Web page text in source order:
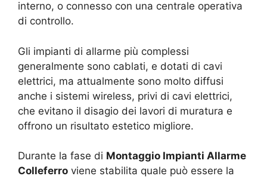
interno, o connesso con una centrale operativa
di controllo.
Gli impianti di allarme più complessi
generalmente sono cablati, e dotati di cavi
elettrici, ma attualmente sono molto diffusi
anche i sistemi wireless, privi di cavi elettrici,
che evitano il disagio dei lavori di muratura e
offrono un risultato estetico migliore.
Durante la fase di Montaggio Impianti Allarme
Colleferro viene stabilita quale può essere la